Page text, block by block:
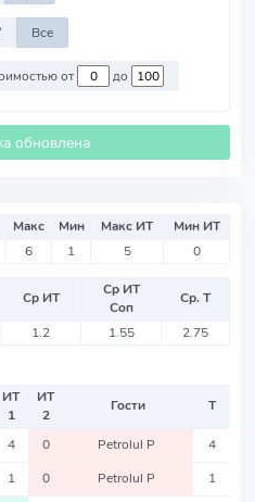
Все
Против команд со стоимостью от до
обновлена
Макс Мин Макс ИТ
Мин ИТ
6 1 5 0
Ср ИТ
Ср ИТ
Соп
Ср. Т
1.2 1.55 2.75
ИТ
1
ИТ
2
Гости Т
4 0 Petrolul P 4
1 0 Petrolul P 1